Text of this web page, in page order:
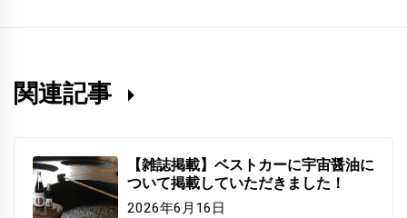
関連記事
【雑誌掲載】ベストカーに宇宙醤油に
ついて掲載していただきました！
2026年6月16日